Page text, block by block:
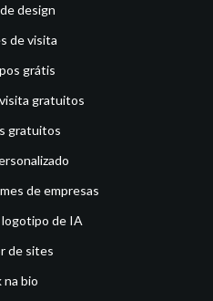
design
de visita
grátis
gratuitos
gratuitos
de empresas
de IA
de sites
na bio